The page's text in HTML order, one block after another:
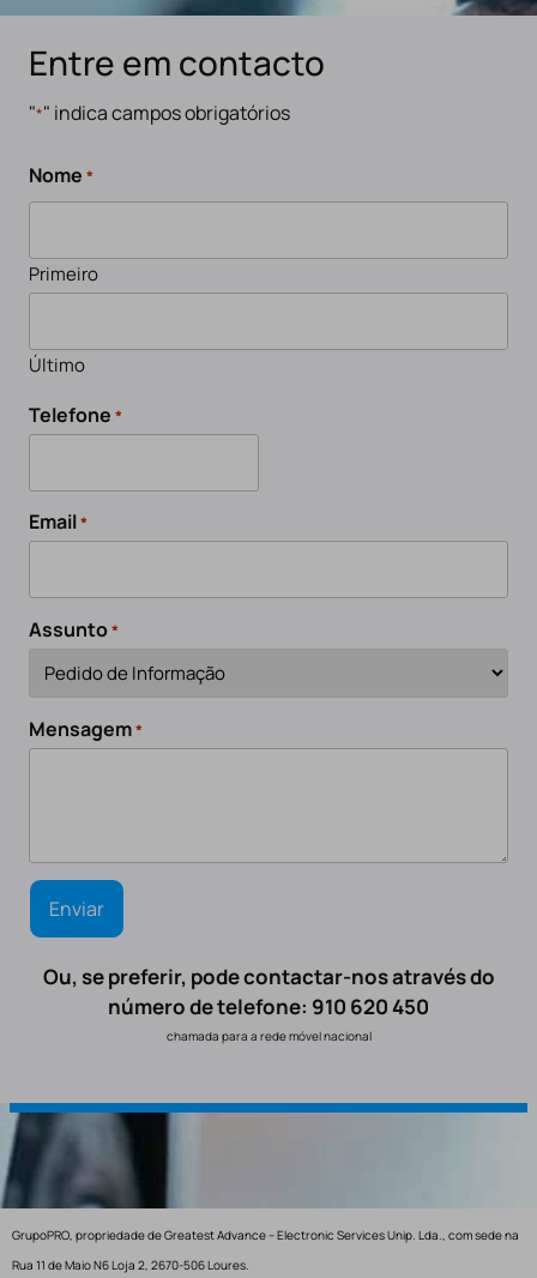
Entre em contacto
"*" indica campos obrigatórios
Nome *
Primeiro
Último
Telefone *
Email*
Assunto*
Mensagem*
Ou, se preferir, pode contactar-nos através do
número de telefone: 910 620 450
chamada para a rede móvel nacional
GrupoPRO, propriedade de Greatest Advance – Electronic Services Unip. Lda., com sede na
Rua 11 de Maio N6 Loja 2, 2670-506 Loures.